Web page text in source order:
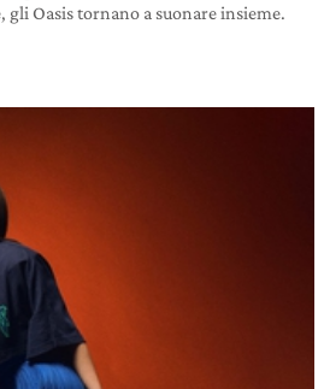
gli Oasis tornano a suonare insieme.